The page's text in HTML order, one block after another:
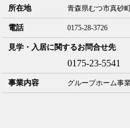
所在地 青森県むつ市真砂
電話 0175-28-3726
見学・入居に関するお問合せ先
0175-23-5541
事業内容 グループホーム事